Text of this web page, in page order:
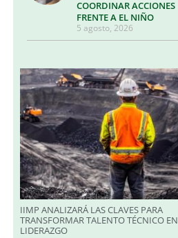
COORDINAR ACCIONES
FRENTE A EL NIÑO
5 agosto, 2026
IIMP ANALIZARÁ LAS CLAVES PARA
TRANSFORMAR TALENTO TÉCNICO EN
LIDERAZGO